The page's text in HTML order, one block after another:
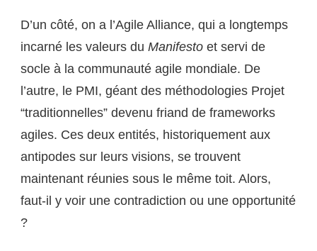
D’un côté, on a l’Agile Alliance, qui a longtemps
incarné les valeurs du Manifesto et servi de
socle à la communauté agile mondiale. De
l’autre, le PMI, géant des méthodologies Projet
“traditionnelles” devenu friand de frameworks
agiles. Ces deux entités, historiquement aux
antipodes sur leurs visions, se trouvent
maintenant réunies sous le même toit. Alors,
faut-il y voir une contradiction ou une opportunité
?